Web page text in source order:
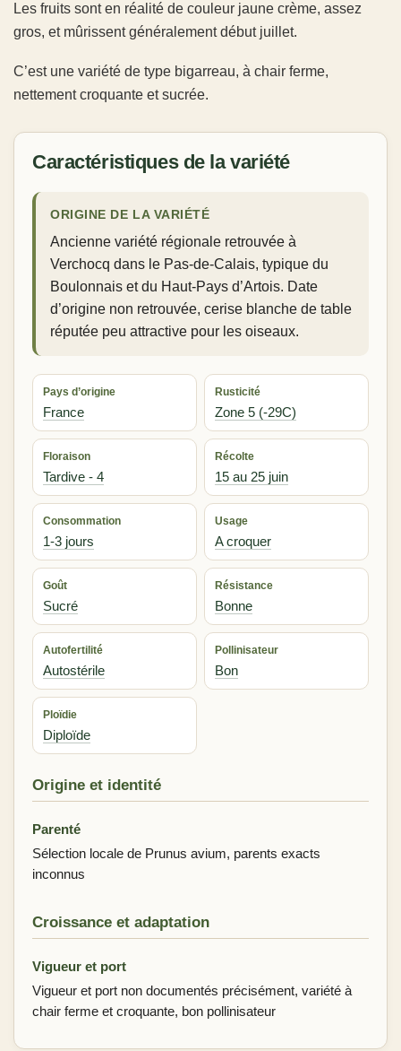
Les fruits sont en réalité de couleur jaune crème, assez
gros, et mûrissent généralement début juillet.
C’est une variété de type bigarreau, à chair ferme,
nettement croquante et sucrée.
Caractéristiques de la variété
ORIGINE DE LA VARIÉTÉ
Ancienne variété régionale retrouvée à
Verchocq dans le Pas-de-Calais, typique du
Boulonnais et du Haut-Pays d’Artois. Date
d’origine non retrouvée, cerise blanche de table
réputée peu attractive pour les oiseaux.
Pays d’origine
France
Rusticité
Zone 5 (-29C)
Floraison
Tardive - 4
Récolte
15 au 25 juin
Consommation
1-3 jours
Usage
A croquer
Goût
Sucré
Résistance
Bonne
Autofertilité
Autostérile
Pollinisateur
Bon
Ploïdie
Diploïde
Origine et identité
Parenté
Sélection locale de Prunus avium, parents exacts
inconnus
Croissance et adaptation
Vigueur et port
Vigueur et port non documentés précisément, variété à
chair ferme et croquante, bon pollinisateur